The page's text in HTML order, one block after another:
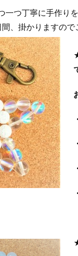
つ丁寧に手作りを
、掛かりますので